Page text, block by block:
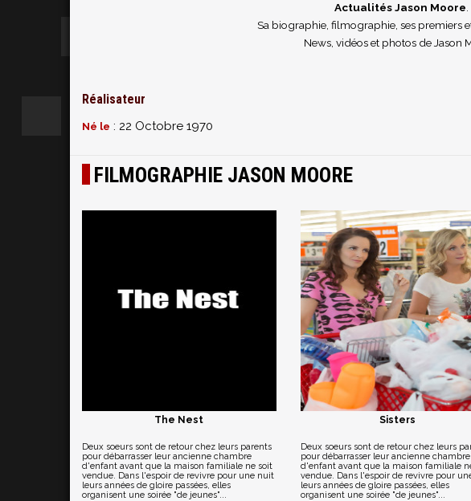
Actualités Jason Moore
Sa biographie, filmographie, ses premiers
News, vidéos et photos de Jason
Réalisateur
Né le : 22 Octobre 1970
FILMOGRAPHIE JASON MOORE
The Nest
Deux soeurs sont de retour chez leurs parents
pour débarrasser leur ancienne chambre
d'enfant avant que la maison familiale ne soit
vendue. Dans l'espoir de revivre pour une nuit
leurs années de gloire passées, elles
organisent une soirée "de jeunes"...
Sisters
Deux soeurs sont de retour chez leurs
pour débarrasser leur ancienne chambre
d'enfant avant que la maison familiale
vendue. Dans l'espoir de revivre pour
leurs années de gloire passées, elles
organisent une soirée "de jeunes"...